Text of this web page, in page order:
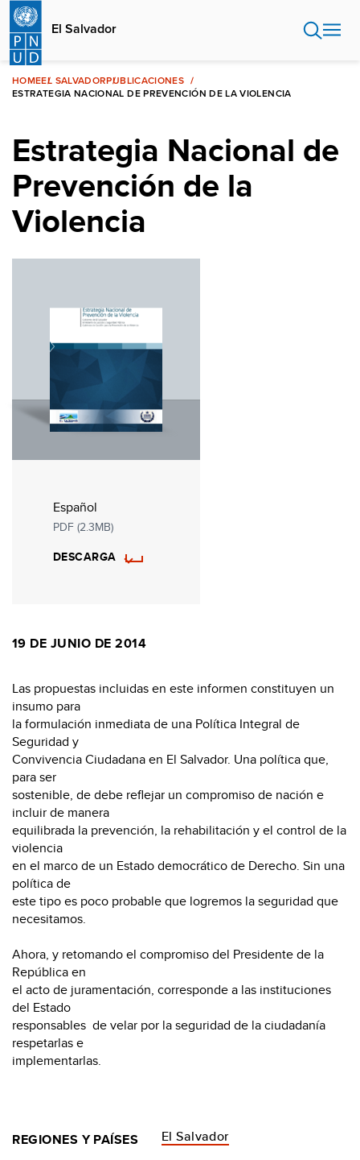
Pasar
contenido
principal
El Salvador
HOMEEL SALVADORPUBLICACIONES
ESTRATEGIA NACIONAL DE PREVENCIÓN DE LA VIOLENCIA
Estrategia Nacional de
Prevención de la
Violencia
Español
PDF (2.3MB)
DESCARGA
19 DE JUNIO DE 2014
Las propuestas incluidas en este informen constituyen un
insumo para
la formulación inmediata de una Política Integral de
Seguridad y
Convivencia Ciudadana en El Salvador. Una política que,
para ser
sostenible, de debe reflejar un compromiso de nación e
incluir de manera
equilibrada la prevención, la rehabilitación y el control de la
violencia
en el marco de un Estado democrático de Derecho. Sin una
política de
este tipo es poco probable que logremos la seguridad que
necesitamos.
Ahora, y retomando el compromiso del Presidente de la
República en
el acto de juramentación, corresponde a las instituciones
del Estado
responsables de velar por la seguridad de la ciudadanía
respetarlas e
implementarlas.
REGIONES Y PAÍSES
El Salvador